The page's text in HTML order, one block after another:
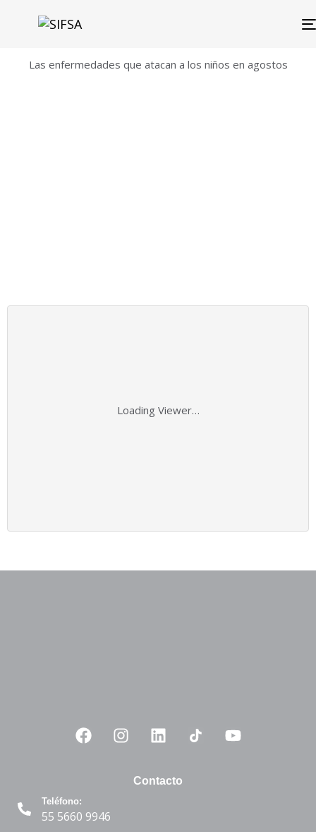
Las enfermedades que atacan a los niños en agostos
Loading Viewer…
Contacto
Teléfono:
55 5660 9946